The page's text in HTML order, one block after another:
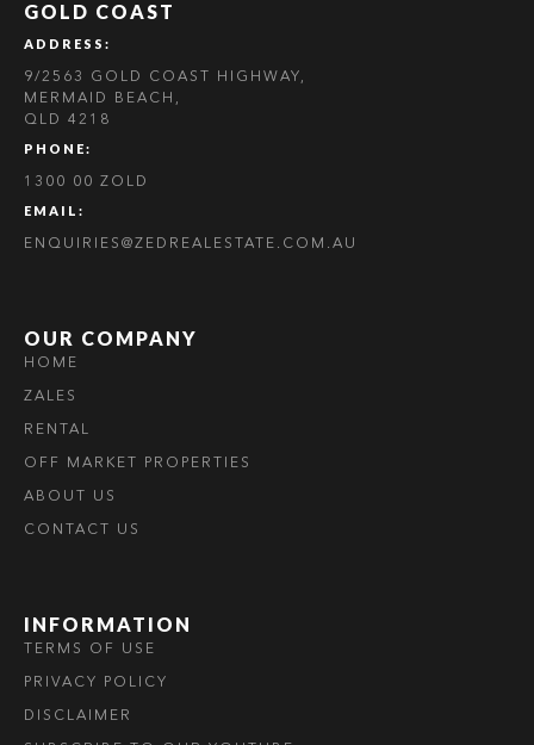
GOLD COAST
ADDRESS:
9/2563 GOLD COAST HIGHWAY,
MERMAID BEACH,
QLD 4218
PHONE:
1300 00 ZOLD
EMAIL:
ENQUIRIES@ZEDREALESTATE.COM.AU
OUR COMPANY
HOME
ZALES
RENTAL
OFF MARKET PROPERTIES
ABOUT US
CONTACT US
INFORMATION
TERMS OF USE
PRIVACY POLICY
DISCLAIMER